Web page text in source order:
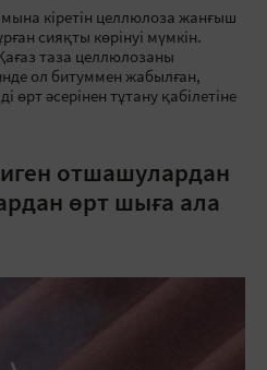
кіретін целлюлоза жанғыш
сияқты көрінуі мүмкін.
таза целлюлозаны
ол битуммен жабылған,
өрт әсерінен тұтану қабілетіне
отшашулардан
өрт шыға ала